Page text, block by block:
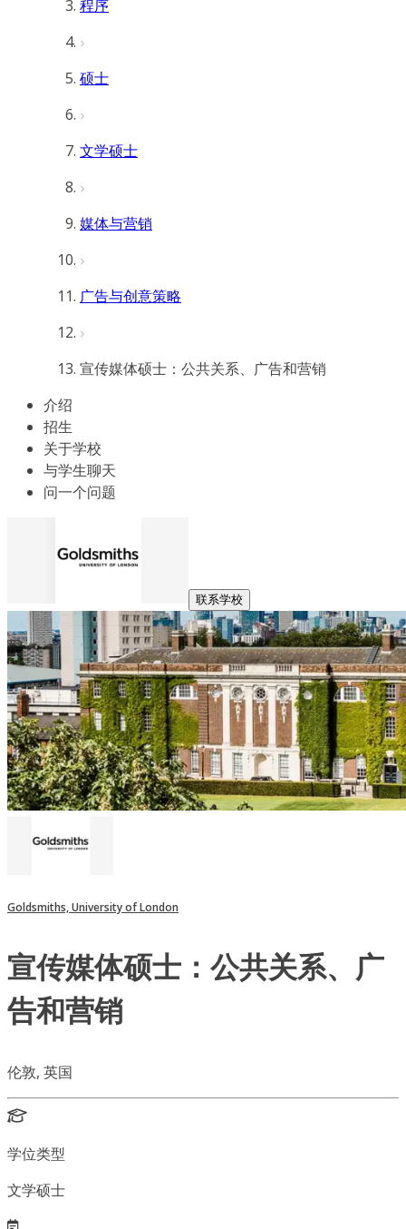
程序
硕士
文学硕士
媒体与营销
广告与创意策略
宣传媒体硕士：公共关系、广告和营销
介绍
招生
关于学校
与学生聊天
问一个问题
联系学校
Goldsmiths, University of London
宣传媒体硕士：公共关系、广
告和营销
伦敦, 英国
学位类型
文学硕士